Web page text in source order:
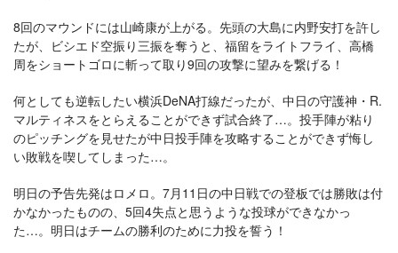
8回のマウンドには山崎康が上がる。先頭の大島に内野安打を許し
たが、ビシエド空振り三振を奪うと、福留をライトフライ、高橋
周をショートゴロに斬って取り9回の攻撃に望みを繋げる！
何としても逆転したい横浜DeNA打線だったが、中日の守護神・R.
マルティネスをとらえることができず試合終了…。投手陣が粘り
のピッチングを見せたが中日投手陣を攻略することができず悔し
い敗戦を喫してしまった…。
明日の予告先発はロメロ。7月11日の中日戦での登板では勝敗は付
かなかったものの、5回4失点と思うような投球ができなかっ
た…。明日はチームの勝利のために力投を誓う！